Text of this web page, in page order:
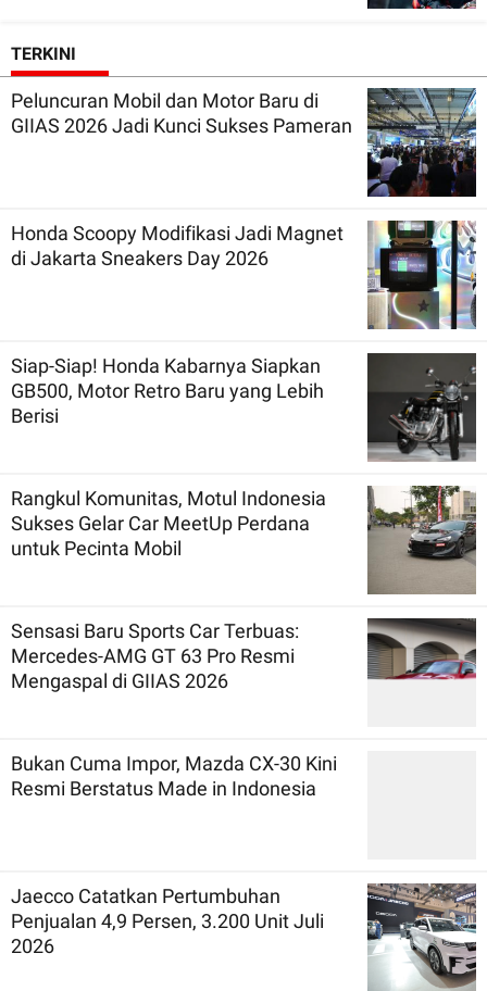
TERKINI
Peluncuran Mobil dan Motor Baru di
GIIAS 2026 Jadi Kunci Sukses Pameran
Honda Scoopy Modifikasi Jadi Magnet
di Jakarta Sneakers Day 2026
Siap-Siap! Honda Kabarnya Siapkan
GB500, Motor Retro Baru yang Lebih
Berisi
Rangkul Komunitas, Motul Indonesia
Sukses Gelar Car MeetUp Perdana
untuk Pecinta Mobil
Sensasi Baru Sports Car Terbuas:
Mercedes-AMG GT 63 Pro Resmi
Mengaspal di GIIAS 2026
Bukan Cuma Impor, Mazda CX-30 Kini
Resmi Berstatus Made in Indonesia
Jaecco Catatkan Pertumbuhan
Penjualan 4,9 Persen, 3.200 Unit Juli
2026